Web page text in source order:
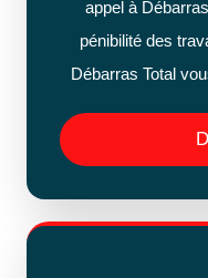
appel à
pénibilité des
Débarras Total